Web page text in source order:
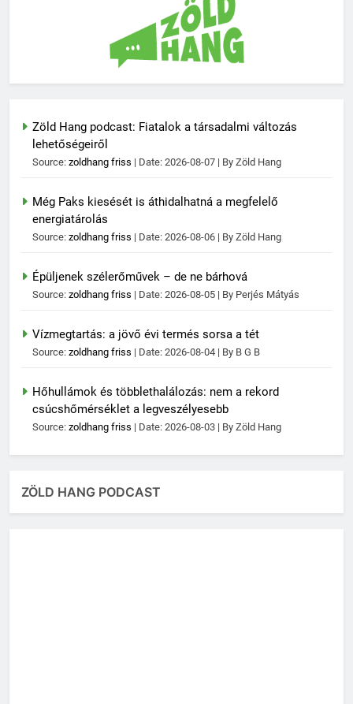
Zöld Hang podcast: Fiatalok a társadalmi változás
lehetőségeiről
Source: zoldhang friss Date: 2026-08-07 By Zöld Hang
Még Paks kiesését is áthidalhatná a megfelelő
energiatárolás
Source: zoldhang friss Date: 2026-08-06 By Zöld Hang
Épüljenek szélerőművek – de ne bárhová
Source: zoldhang friss Date: 2026-08-05 By Perjés Mátyás
Vízmegtartás: a jövő évi termés sorsa a tét
Source: zoldhang friss Date: 2026-08-04 By B G B
Hőhullámok és többlethalálozás: nem a rekord
csúcshőmérséklet a legveszélyesebb
Source: zoldhang friss Date: 2026-08-03 By Zöld Hang
ZÖLD HANG PODCAST